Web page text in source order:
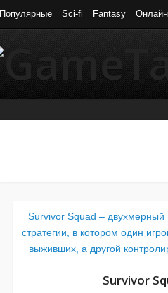
Популярные Sci-fi Fantasy Онлайн
Survivor Squad –
стратегии, в котором один
выживших, а другой
Survivor